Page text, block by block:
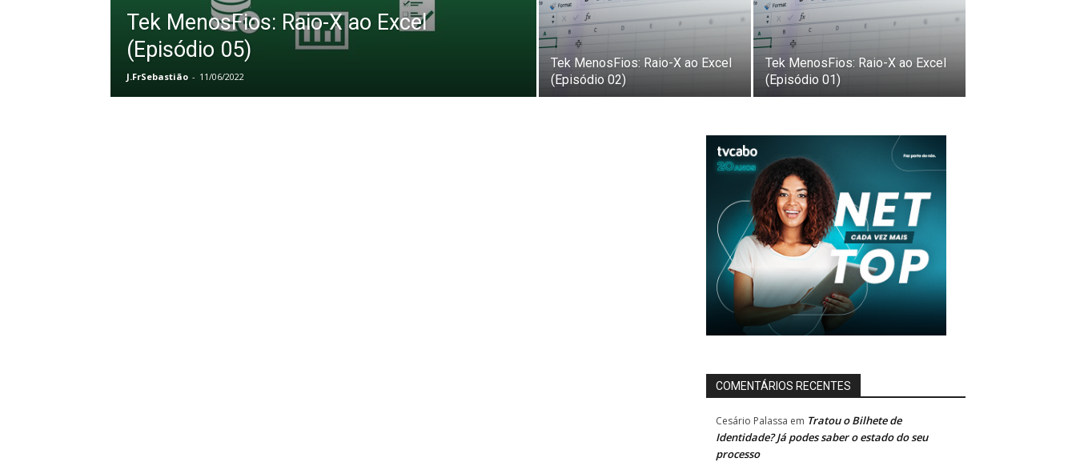
Tek MenosFios: Raio-X ao Excel
(Episódio 05)
J.FrSebastião - 11/06/2022
Tek MenosFios: Raio-X ao Excel
(Episódio 02)
Tek MenosFios: Raio-X ao Excel
(Episódio 01)
COMENTÁRIOS RECENTES
Cesário Palassa em Tratou o Bilhete de
Identidade? Já podes saber o estado do seu
processo